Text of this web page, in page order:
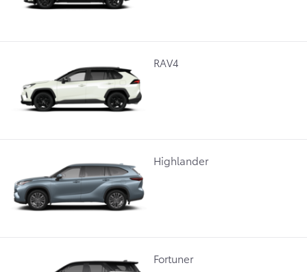
RAV4
Highlander
Fortuner